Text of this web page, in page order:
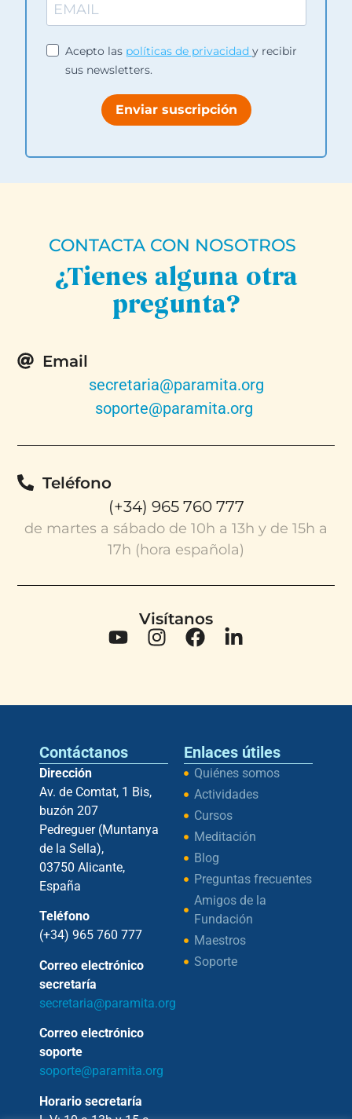
Acepto las políticas de privacidad y recibir
sus newsletters.
Enviar suscripción
CONTACTA CON NOSOTROS
¿Tienes alguna otra
pregunta?
Email
secretaria@paramita.org
soporte@paramita.org
Teléfono
(+34) 965 760 777
de martes a sábado de 10h a 13h y de 15h a
17h (hora española)
Visítanos
Contáctanos
Dirección
Av. de Comtat, 1 Bis,
buzón 207
Pedreguer (Muntanya
de la Sella),
03750 Alicante,
España
Teléfono
(+34) 965 760 777
Correo electrónico
secretaría
secretaria@paramita.org
Correo electrónico
soporte
soporte@paramita.org
Horario secretaría
Enlaces útiles
Quiénes somos
Actividades
Cursos
Meditación
Blog
Preguntas frecuentes
Amigos de la
Fundación
Maestros
Soporte